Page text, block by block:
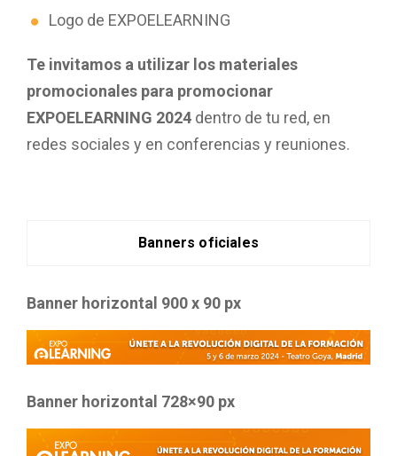
Logo de EXPOELEARNING
Te invitamos a utilizar los materiales
promocionales para promocionar
EXPOELEARNING 2024 dentro de tu red, en
redes sociales y en conferencias y reuniones.
Banners oficiales
Banner horizontal 900 x 90 px
Banner horizontal 728×90 px